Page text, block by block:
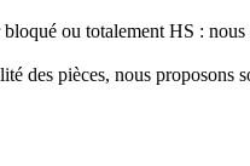
ou totalement HS :
des pièces, nous proposons